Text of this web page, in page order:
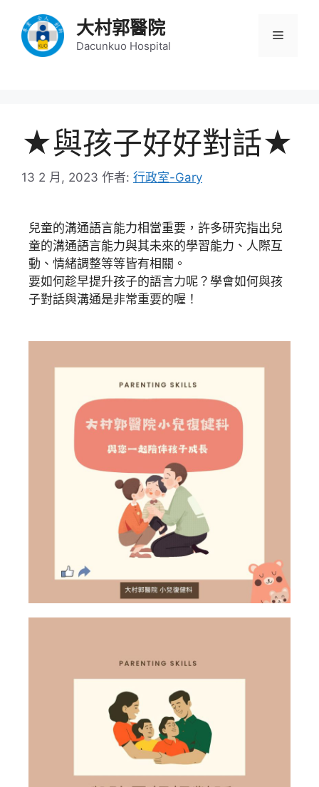
大村郭醫院
Dacunkuo Hospital
★與孩子好好對話★
13 2 月, 2023 作者: 行政室-Gary
兒童的溝通語言能力相當重要，許多研究指出兒
童的溝通語言能力與其未來的學習能力、人際互
動、情緒調整等等皆有相關。
要如何趁早提升孩子的語言力呢？學會如何與孩
子對話與溝通是非常重要的喔！